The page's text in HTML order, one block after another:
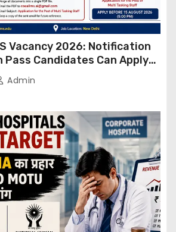
Vacancy 2026: Notification
Pass Candidates Can Apply
Admin